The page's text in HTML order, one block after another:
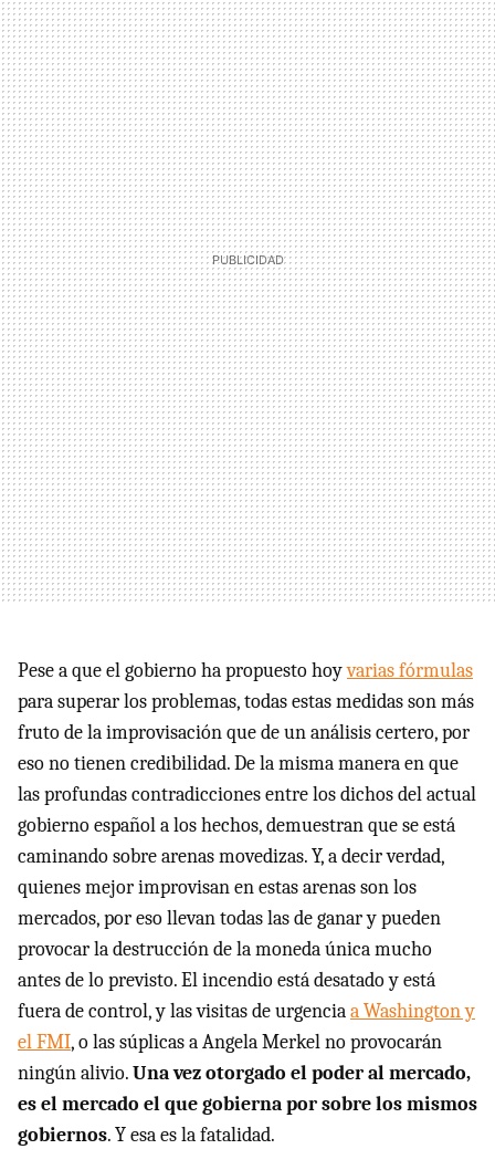
Pese a que el gobierno ha propuesto hoyvarias fórmulas
para superar los problemas, todas estas medidas son más
fruto de la improvisación que de un análisis certero, por
eso no tienen credibilidad. De la misma manera en que
las profundas contradicciones entre los dichos del actual
gobierno español a los hechos, demuestran que se está
caminando sobre arenas movedizas. Y, a decir verdad,
quienes mejor improvisan en estas arenas son los
mercados, por eso llevan todas las de ganar y pueden
provocar la destrucción de la moneda única mucho
antes de lo previsto. El incendio está desatado y está
fuera de control, y las visitas de urgenciaa Washington y
el FMI, o las súplicas a Angela Merkel no provocarán
ningún alivio.Una vez otorgado el poder al mercado,
es el mercado el que gobierna por sobre los mismos
gobiernos. Y esa es la fatalidad.